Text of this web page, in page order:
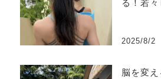
る！若
2025/8/2
脳を変え